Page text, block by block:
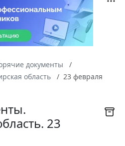
документы
область
23 февраля
23